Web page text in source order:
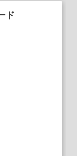
ド